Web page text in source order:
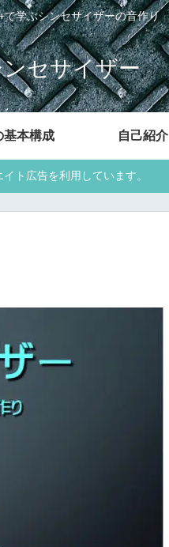
学ぶシンセサイザーの音作り
セサイザー
基本構成 自己紹介
ト広告を利用しています。